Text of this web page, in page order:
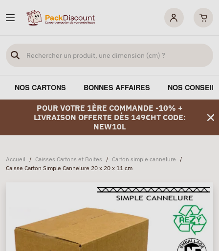
NOS CARTONS BONNES AFFAIRES NOS
POUR VOTRE 1ÈRE COMMANDE -10% +
LIVRAISON OFFERTE DÈS 149€HT CODE:
NEW10L
Accueil / Caisses Cartons et Boites / Carton simple cannelure /
Caisse Carton Simple Cannelure 20 x 20 x 11 cm